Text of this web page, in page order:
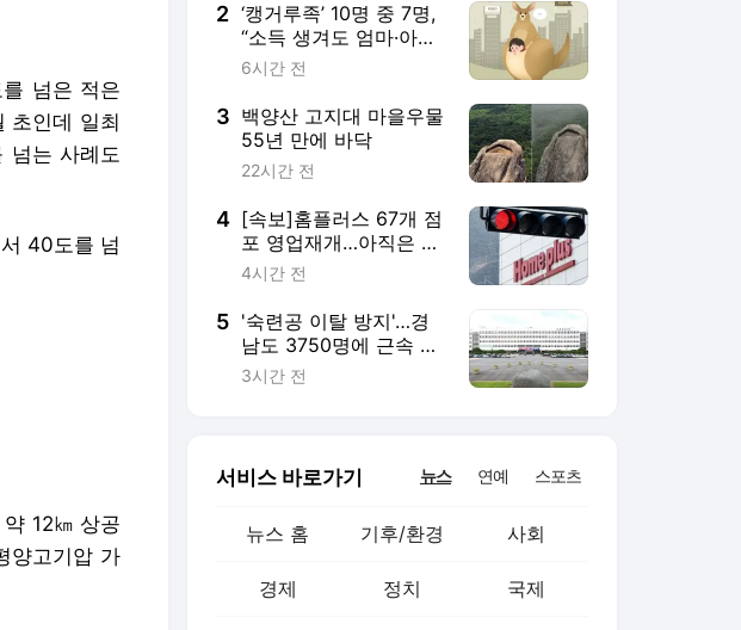
넘은 적은
초인데 일최
넘는 사례도
40도를 넘
간 이어질
2 ‘캥거루족’ 10명 중 7명,
“소득 생겨도 엄마·아빠
품에 있을래요”
6시간 전
3 백양산 고지대 마을우물
55년 만에 바닥
22시간 전
4 [속보]홈플러스 67개 점
포 영업재개…아직은 텅
빈 매대
4시간 전
5 '숙련공 이탈 방지'…경
남도 3750명에 근속 지
원금 50만 원 지급
3시간 전
서비스 바로가기 뉴스 연예 스포츠
뉴스 홈 기후/환경 사회
경제 정치 국제